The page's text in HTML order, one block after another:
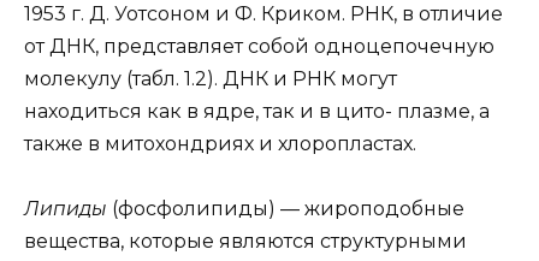
1953 г. Д. Уотсоном и Ф. Криком. РНК, в отличие
от ДНК, представляет собой одноцепочечную
молекулу (табл. 1.2). ДНК и РНК могут
находиться как в ядре, так и в цито- плазме, а
также в митохондриях и хлоропластах.
Липиды (фосфолипиды) — жироподобные
вещества, которые являются структурными